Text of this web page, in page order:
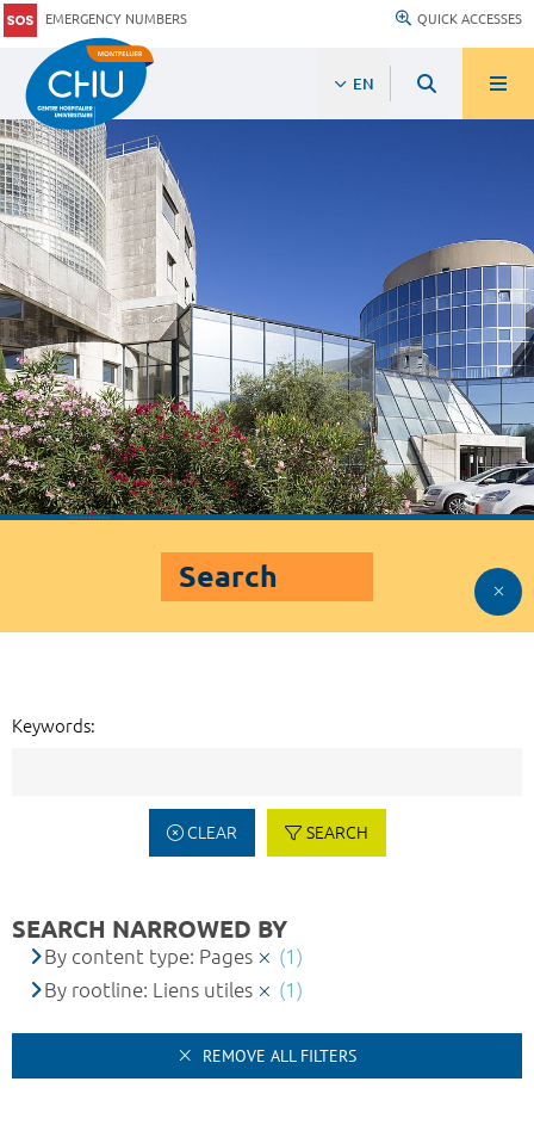
EMERGENCY NUMBERS QUICK ACCESSES
EN
Search
Keywords:
CLEAR SEARCH
SEARCH NARROWED BY
By content type: Pages
(1)
By rootline: Liens utiles
(1)
REMOVE ALL FILTERS